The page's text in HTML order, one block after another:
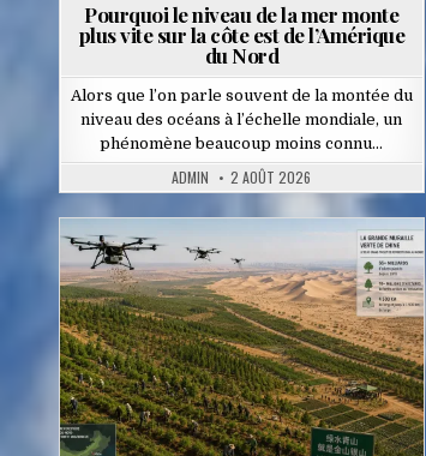
Pourquoi le niveau de la mer monte
plus vite sur la côte est de l’Amérique
du Nord
Alors que l’on parle souvent de la montée du
niveau des océans à l’échelle mondiale, un
phénomène beaucoup moins connu…
ADMIN 2 AOÛT 2026
Posted
in